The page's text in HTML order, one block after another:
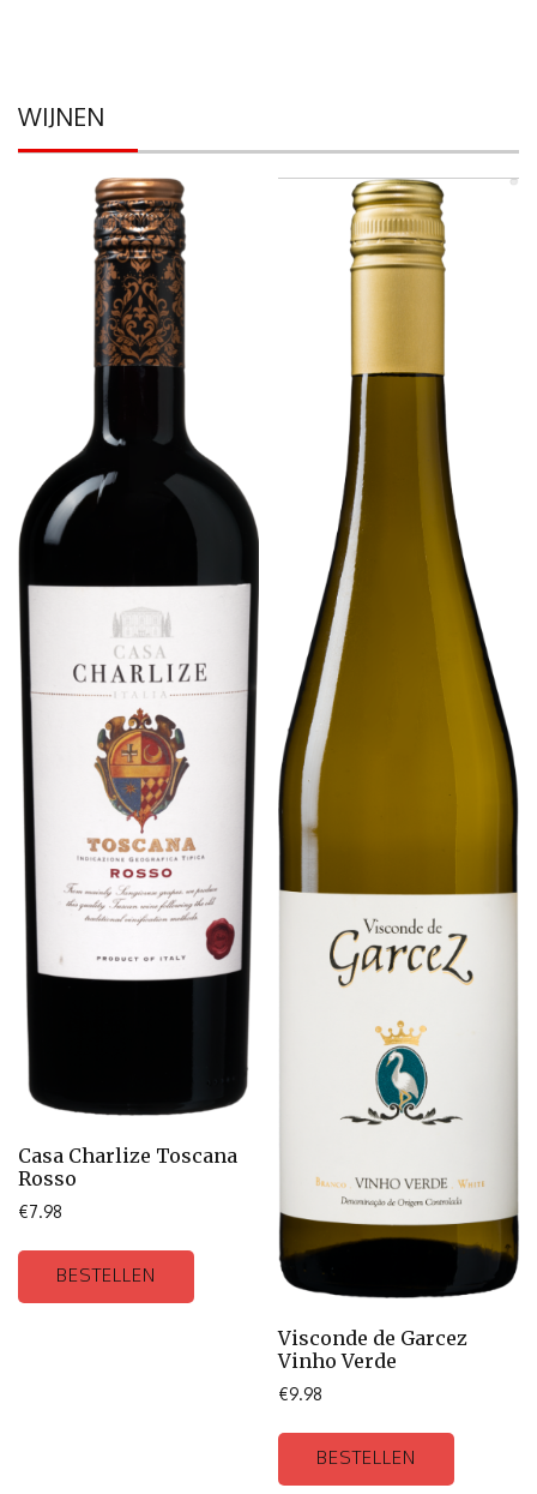
WIJNEN
Casa Charlize Toscana
Rosso
€7.98
BESTELLEN
Visconde de Garcez
Vinho Verde
€9.98
BESTELLEN